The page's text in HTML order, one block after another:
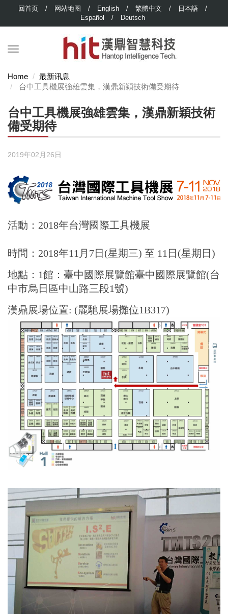
回首页 / 网站地图 / English / 繁體中文 / 日本語
/
Español
/ Deutsch
Home
最新讯息
台中工具機展強雄雲集，漢鼎新穎技術備受期待
台中工具機展強雄雲集，漢鼎新穎技術
備受期待
2019年02月26日
活動：2018年台灣國際工具機展
時間：2018年11月7日(星期三) 至 11日(星期日)
地點：1館：臺中國際展覽館臺中國際展覽館(台
中市烏日區中山路三段1號)
漢鼎展場位置: (麗馳展場攤位1B317)